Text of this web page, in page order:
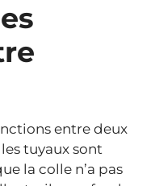
entre deux
tuyaux sont
la colle n’a pas